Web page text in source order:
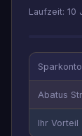
Laufzeit: 10
Abatus
Ihr Vorteil